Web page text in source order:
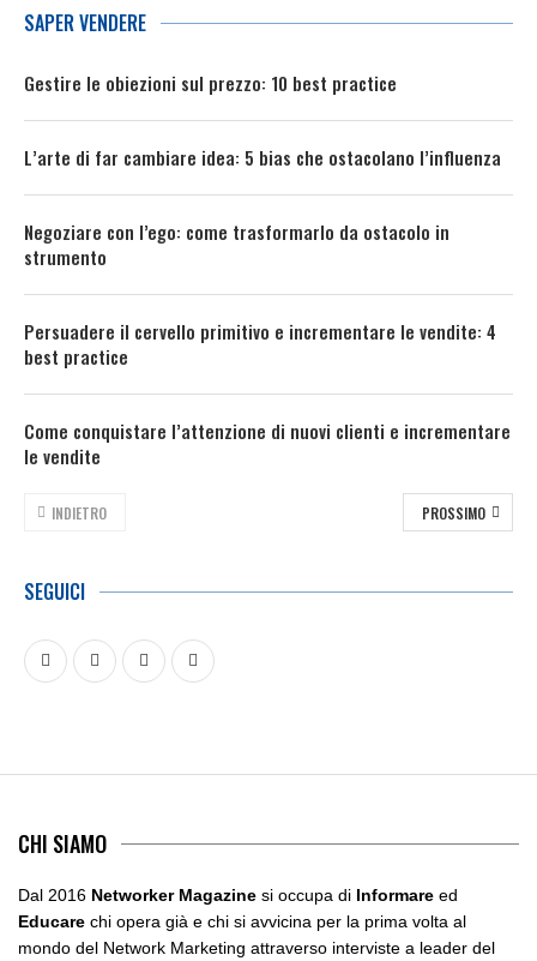
SAPER VENDERE
Gestire le obiezioni sul prezzo: 10 best practice
L’arte di far cambiare idea: 5 bias che ostacolano l’influenza
Negoziare con l’ego: come trasformarlo da ostacolo in
strumento
Persuadere il cervello primitivo e incrementare le vendite: 4
best practice
Come conquistare l’attenzione di nuovi clienti e incrementare
le vendite
INDIETRO PROSSIMO
SEGUICI
CHI SIAMO
Dal 2016 Networker Magazine si occupa di Informare ed
Educare chi opera già e chi si avvicina per la prima volta al
mondo del Network Marketing attraverso interviste a leader del